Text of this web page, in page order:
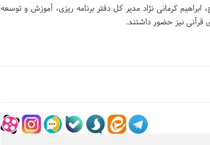
کرمانی نژاد مدیر کل دفتر برنامه ریزی، آموزش و توسعه
نیز حضور داشتند.